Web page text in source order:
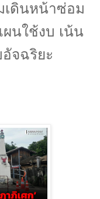
เดินหน้าซ่อม
ผนใช้งบ เน้น
จฉริยะ